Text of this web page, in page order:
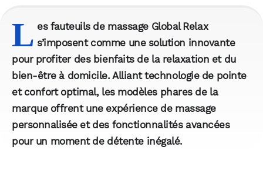
L es fauteuils de massage Global Relax
s’imposent comme une solution innovante
pour profiter des bienfaits de la relaxation et du
bien-être à domicile. Alliant technologie de pointe
et confort optimal, les modèles phares de la
marque offrent une expérience de massage
personnalisée et des fonctionnalités avancées
pour un moment de détente inégalé.